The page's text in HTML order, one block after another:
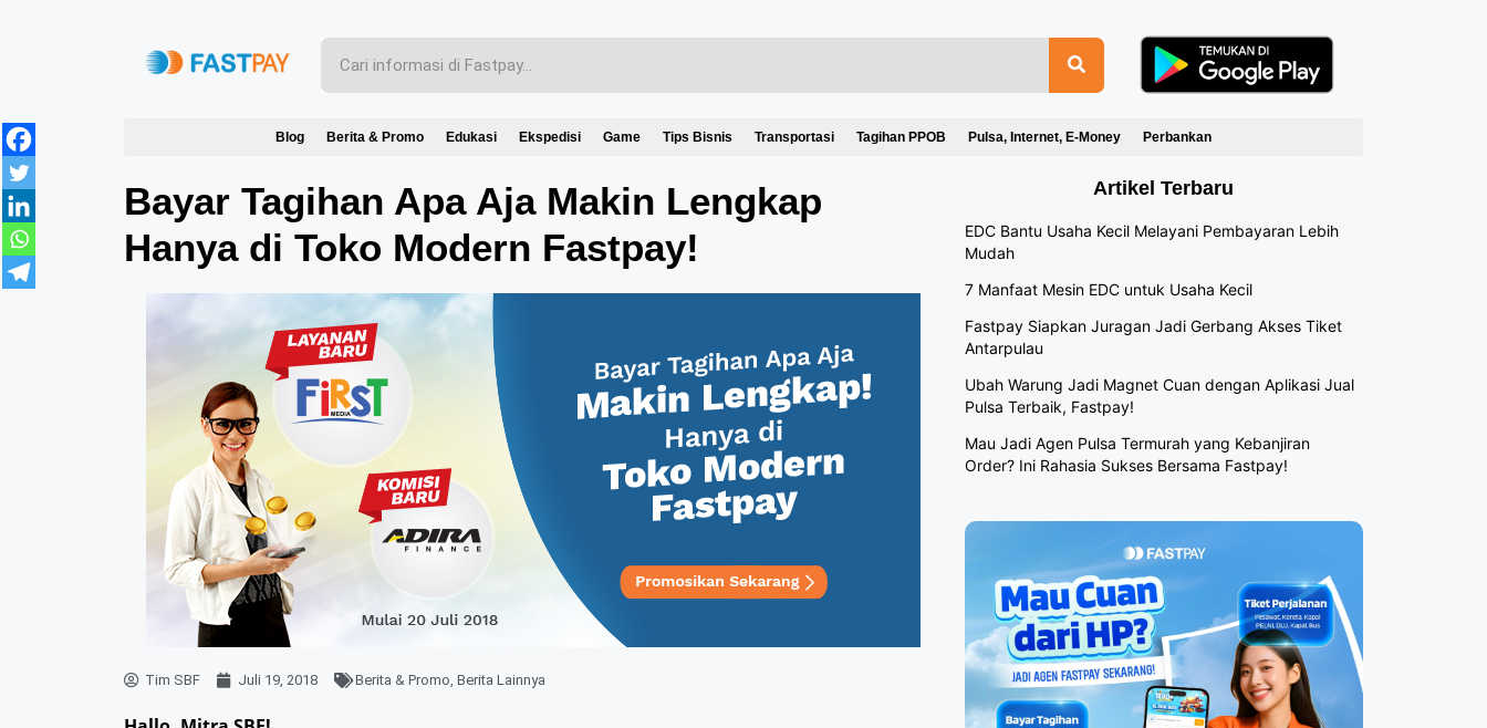
Blog Berita & Promo Edukasi Ekspedisi Game Tips Bisnis Transportasi Tagihan PPOB Pulsa, Internet, E-Money Perbankan
Bayar Tagihan Apa Aja Makin Lengkap
Hanya di Toko Modern Fastpay!
Tim SBF Juli 19, 2018 Berita & Promo, Berita Lainnya
Artikel Terbaru
EDC Bantu Usaha Kecil Melayani Pembayaran Lebih
Mudah
7 Manfaat Mesin EDC untuk Usaha Kecil
Fastpay Siapkan Juragan Jadi Gerbang Akses Tiket
Antarpulau
Ubah Warung Jadi Magnet Cuan dengan Aplikasi Jual
Pulsa Terbaik, Fastpay!
Mau Jadi Agen Pulsa Termurah yang Kebanjiran
Order? Ini Rahasia Sukses Bersama Fastpay!